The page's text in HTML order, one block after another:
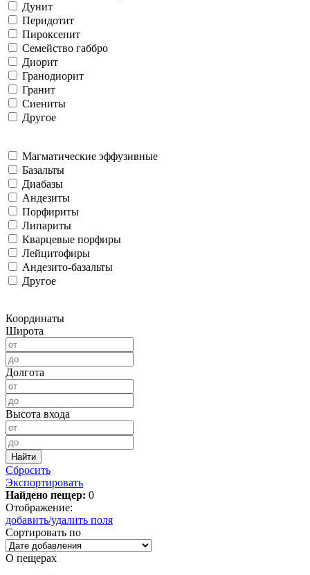
Дунит
Перидотит
Пироксенит
Семейство габбро
Диорит
Гранодиорит
Гранит
Сиениты
Другое
Магматические эффузивные
Базальты
Диабазы
Андезиты
Порфириты
Липариты
Кварцевые порфиры
Лейцитофиры
Андезито-базальты
Другое
Координаты
Широта
Долгота
Высота входа
Сбросить
Экспортировать
Найдено пещер: 0
Отображение:
добавить/удалить поля
Сортировать по
О пещерах